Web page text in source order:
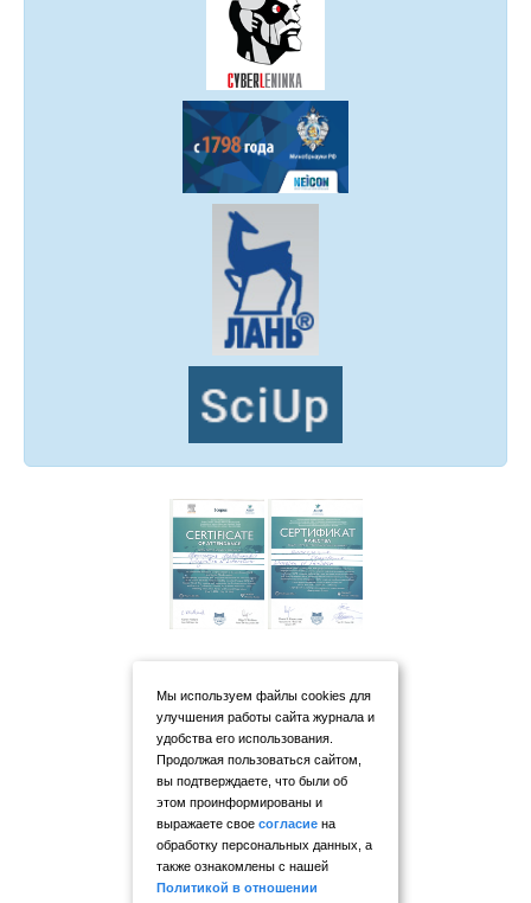
Мы используем файлы cookies для
улучшения работы сайта журнала и
удобства его использования.
Продолжая пользоваться сайтом,
вы подтверждаете, что были об
этом проинформированы и
выражаете свое согласие на
обработку персональных данных, а
также ознакомлены с нашей
Политикой в отношении